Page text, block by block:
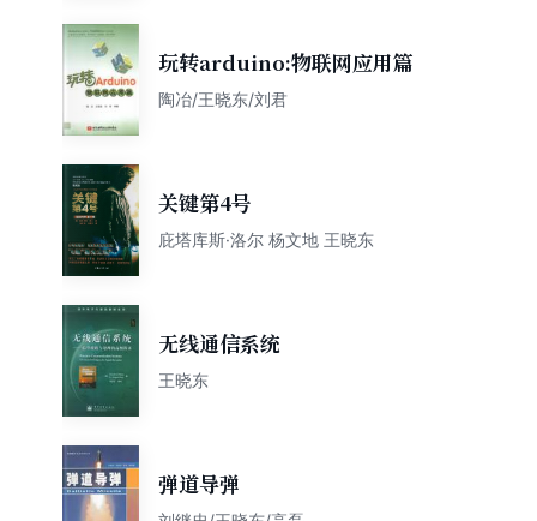
玩转arduino:物联网应用篇
陶冶/王晓东/刘君
关键第4号
庇塔库斯·洛尔 杨文地 王晓东
无线通信系统
王晓东
弹道导弹